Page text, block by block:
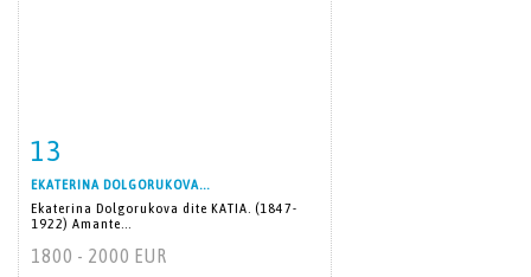
13
EKATERINA DOLGORUKOVA...
Ekaterina Dolgorukova dite KATIA. (1847-
1922) Amante...
1800 - 2000 EUR